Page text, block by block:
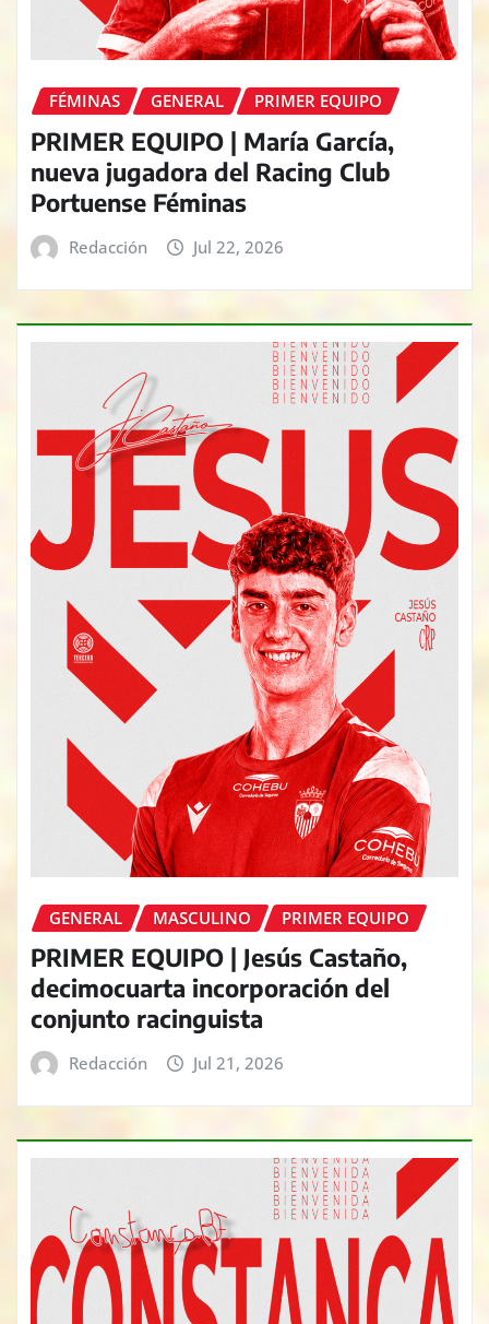
FÉMINAS GENERAL PRIMER EQUIPO
PRIMER EQUIPO | María García,
nueva jugadora del Racing Club
Portuense Féminas
Redacción Jul 22, 2026
GENERAL MASCULINO PRIMER EQUIPO
PRIMER EQUIPO | Jesús Castaño,
decimocuarta incorporación del
conjunto racinguista
Redacción Jul 21, 2026